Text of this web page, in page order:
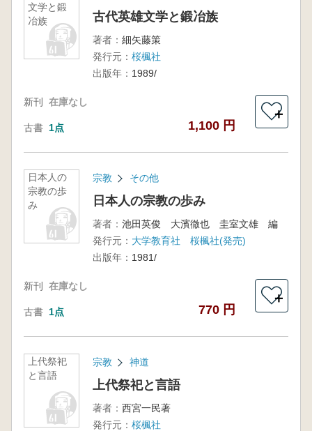
文学と鍛
冶族
古代英雄文学と鍛冶族
著者： 細矢藤策
発行元： 桜楓社
出版年： 1989/
新刊 在庫なし
古書 1点 1,100 円
＋
日本人の
宗教の歩
み
宗教 その他
日本人の宗教の歩み
著者： 池田英俊 大濱徹也 圭室文雄 編
発行元： 大学教育社 桜楓社(発売)
出版年： 1981/
新刊 在庫なし
古書 1点 770 円
＋
上代祭祀
と言語
宗教 神道
上代祭祀と言語
著者： 西宮一民著
発行元： 桜楓社